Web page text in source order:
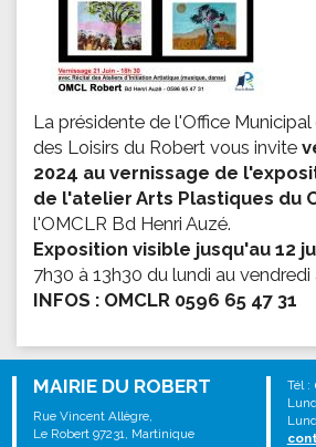
La présidente de l'Office
des Loisirs du Robert vous invite
2024 au vernissage de
de l'atelier Arts Plastiques du
l'OMCLR Bd Henri Auzé.
Exposition visible jusqu'au 12
7h30 à 13h30 du lundi au vendredi
INFOS : OMCLR 0596 65 47 31
MAIRIE DU ROBERT
Rue Vincent Allègre,
Le Robert 97231, Martinique
Tél :